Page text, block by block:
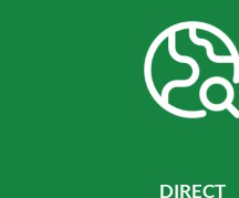
DIRECT